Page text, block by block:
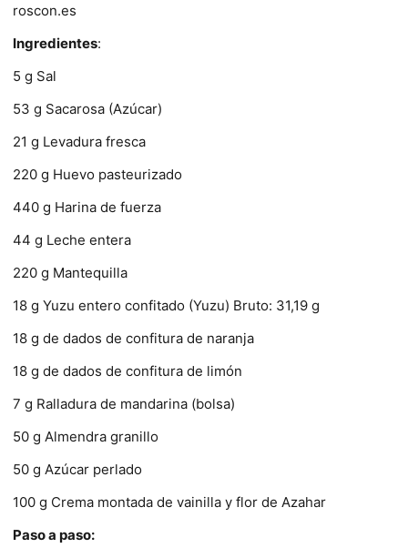
roscon.es
Ingredientes:
5 g Sal
53 g Sacarosa (Azúcar)
21 g Levadura fresca
220 g Huevo pasteurizado
440 g Harina de fuerza
44 g Leche entera
220 g Mantequilla
18 g Yuzu entero confitado (Yuzu) Bruto: 31,19 g
18 g de dados de confitura de naranja
18 g de dados de confitura de limón
7 g Ralladura de mandarina (bolsa)
50 g Almendra granillo
50 g Azúcar perlado
100 g Crema montada de vainilla y flor de Azahar
Paso a paso: